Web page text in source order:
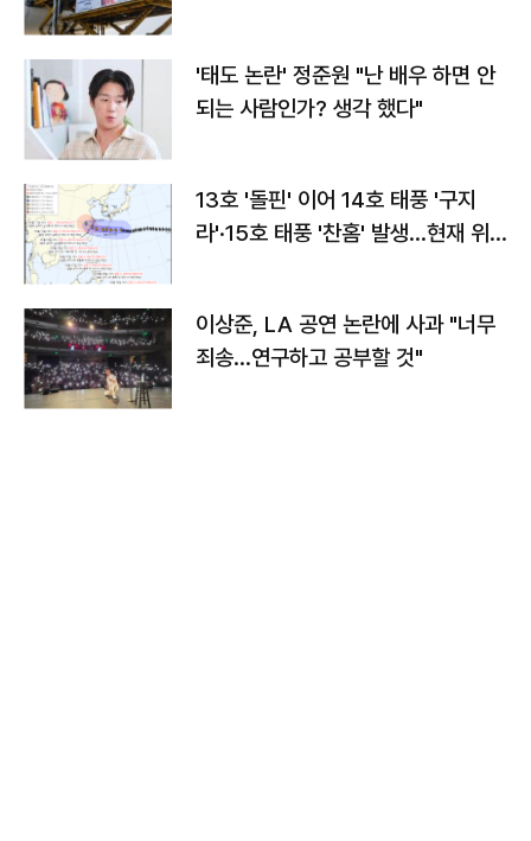
'태도 논란' 정준원 "난 배우 하면 안
되는 사람인가? 생각 했다"
13호 '돌핀' 이어 14호 태풍 '구지
라'·15호 태풍 '찬홈' 발생…현재 위
이상준, LA 공연 논란에 사과 "너무
죄송…연구하고 공부할 것"